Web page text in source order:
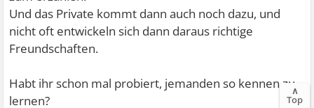
Und das Private kommt dann auch noch dazu, und
nicht oft entwickeln sich dann daraus richtige
Freundschaften.
Habt ihr schon mal probiert, jemanden so kennen zu
lernen?
∧
Top